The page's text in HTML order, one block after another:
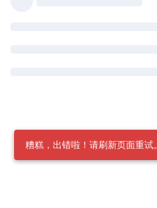
糟糕，出错啦！请刷新页面重试。